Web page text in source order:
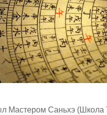
Мастером Саньхэ (Школа